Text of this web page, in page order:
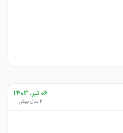
06 تیر، 1403
2 سال پیش